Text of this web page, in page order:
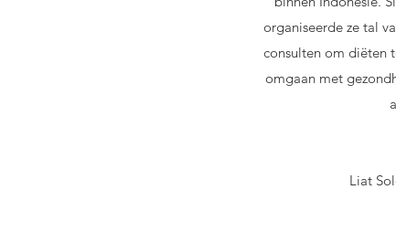
organiseerde ze tal
consulten om diëten
omgaan met
Liat